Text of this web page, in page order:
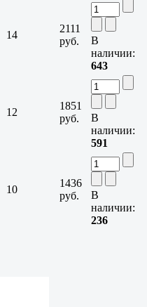
14
2111
руб.
В
наличии:
643
12
1851
руб.
В
наличии:
591
10
1436
руб.
В
наличии:
236